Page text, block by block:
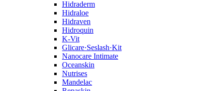
Hidraderm
Hidraloe
Hidraven
Hidroquin
K-Vit
Glicare·Seslash·Kit
Nanocare Intimate
Oceanskin
Nutrises
Mandelac